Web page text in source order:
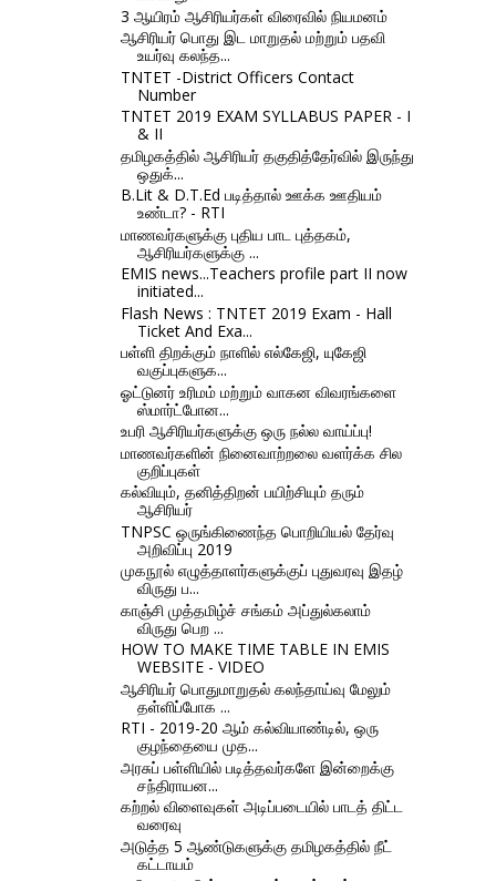
3 ஆயிரம் ஆசிரியர்கள் விரைவில் நியமனம்
ஆசிரியர் பொது இட மாறுதல் மற்றும் பதவி
உயர்வு கலந்த...
TNTET -District Officers Contact
Number
TNTET 2019 EXAM SYLLABUS PAPER - I
& II
தமிழகத்தில் ஆசிரியர் தகுதித்தேர்வில் இருந்து
ஒதுக்...
B.Lit & D.T.Ed படித்தால் ஊக்க ஊதியம்
உண்டா? - RTI
மாணவர்களுக்கு புதிய பாட புத்தகம்,
ஆசிரியர்களுக்கு ...
EMIS news...Teachers profile part II now
initiated...
Flash News : TNTET 2019 Exam - Hall
Ticket And Exa...
பள்ளி திறக்கும் நாளில் எல்கேஜி, யுகேஜி
வகுப்புகளுக...
ஓட்டுனர் உரிமம் மற்றும் வாகன விவரங்களை
ஸ்மார்ட்போன...
உபரி ஆசிரியர்களுக்கு ஒரு நல்ல வாய்ப்பு!
மாணவர்களின் நினைவாற்றலை வளர்க்க சில
குறிப்புகள்
கல்வியும், தனித்திறன் பயிற்சியும் தரும்
ஆசிரியர்
TNPSC ஒருங்கிணைந்த பொறியியல் தேர்வு
அறிவிப்பு 2019
முகநூல் எழுத்தாளர்களுக்குப் புதுவரவு இதழ்
விருது ப...
காஞ்சி முத்தமிழ்ச் சங்கம் அப்துல்கலாம்
விருது பெற ...
HOW TO MAKE TIME TABLE IN EMIS
WEBSITE - VIDEO
ஆசிரியர் பொதுமாறுதல் கலந்தாய்வு மேலும்
தள்ளிப்போக ...
RTI - 2019-20 ஆம் கல்வியாண்டில், ஒரு
குழந்தையை முத...
அரசுப் பள்ளியில் படித்தவர்களே இன்றைக்கு
சந்திராயன...
கற்றல் விளைவுகள் அடிப்படையில் பாடத் திட்ட
வரைவு
அடுத்த 5 ஆண்டுகளுக்கு தமிழகத்தில் நீட்
கட்டாயம்